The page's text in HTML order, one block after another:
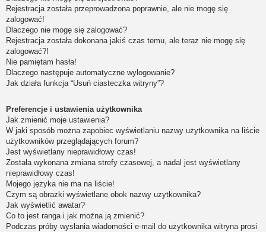
Rejestracja została przeprowadzona poprawnie, ale nie mogę się
zalogować!
Dlaczego nie mogę się zalogować?
Rejestracja została dokonana jakiś czas temu, ale teraz nie mogę się
zalogować?!
Nie pamiętam hasła!
Dlaczego następuje automatyczne wylogowanie?
Jak działa funkcja “Usuń ciasteczka witryny”?
Preferencje i ustawienia użytkownika
Jak zmienić moje ustawienia?
W jaki sposób można zapobiec wyświetlaniu nazwy użytkownika na liście
użytkowników przeglądających forum?
Jest wyświetlany nieprawidłowy czas!
Została wykonana zmiana strefy czasowej, a nadal jest wyświetlany
nieprawidłowy czas!
Mojego języka nie ma na liście!
Czym są obrazki wyświetlane obok nazwy użytkownika?
Jak wyświetlić awatar?
Co to jest ranga i jak można ją zmienić?
Podczas próby wysłania wiadomości e-mail do użytkownika witryna prosi